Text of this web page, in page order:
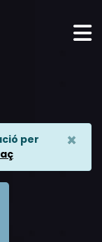
per
×